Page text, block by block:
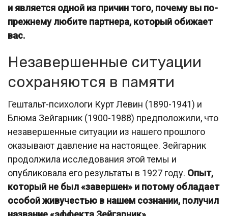
и является одной из причин того, почему вы по-
прежнему любите партнера, который обижает
вас.
Незавершенные ситуации
сохраняются в памяти
Гештальт-психологи Курт Левин (1890-1941) и
Блюма Зейгарник (1900-1988) предположили, что
незавершенные ситуации из нашего прошлого
оказывают давление на настоящее. Зейгарник
продолжила исследования этой темы и
опубликовала его результаты в 1927 году. Опыт,
который не был «завершен» и потому обладает
особой живучестью в нашем сознании, получил